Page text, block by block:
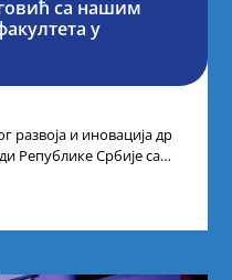
са нашим
у
развоја и иновација др
Републике Србије са